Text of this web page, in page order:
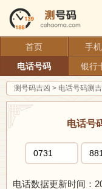
首页 手
电话号码
银行
测号码吉凶 > 电话号码测
电话号
电话数据更新时间：